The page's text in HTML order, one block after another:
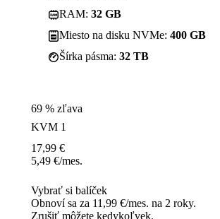
RAM: 32 GB
Miesto na disku NVMe: 400 GB
Šírka pásma: 32 TB
69 % zľava
KVM 1
17,99 €
5,49 €/mes.
Vybrať si balíček
Obnoví sa za 11,99 €/mes. na 2 roky.
Zrušiť môžete kedykoľvek.